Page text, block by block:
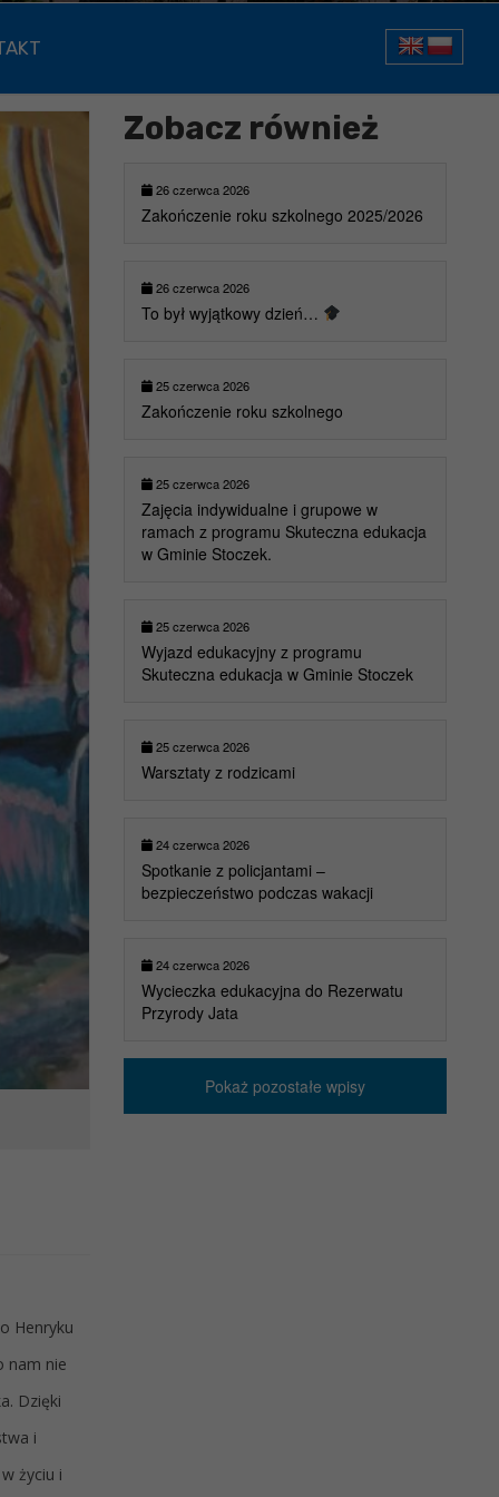
Henryku
nam nie
Dzięki
i
życiu i
Zobacz również
26 czerwca 2026
Zakończenie roku szkolnego 2025/2026
26 czerwca 2026
To był wyjątkowy dzień…
25 czerwca 2026
Zakończenie roku szkolnego
25 czerwca 2026
Zajęcia indywidualne i grupowe w
ramach z programu Skuteczna edukacja
w Gminie Stoczek.
25 czerwca 2026
Wyjazd edukacyjny z programu
Skuteczna edukacja w Gminie Stoczek
25 czerwca 2026
Warsztaty z rodzicami
24 czerwca 2026
Spotkanie z policjantami –
bezpieczeństwo podczas wakacji
24 czerwca 2026
Wycieczka edukacyjna do Rezerwatu
Przyrody Jata
Pokaż pozostałe wpisy